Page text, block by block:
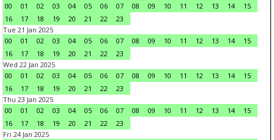
00
01 02 03 04 05 06 07 08 09 10 11 12 13 14
15
16
17 18 19 20 21 22
23
Tue 21 Jan 2025
00
01 02 03 04 05 06 07 08 09 10 11 12 13 14
15
16
17 18 19 20 21 22
23
Wed 22 Jan 2025
00
01 02 03 04 05 06 07 08 09 10 11 12 13 14
15
16
17 18 19 20 21 22
23
Thu 23 Jan 2025
00
01 02 03 04 05 06 07 08 09 10 11 12 13 14
15
16
17 18 19 20 21 22
23
Fri 24 Jan 2025